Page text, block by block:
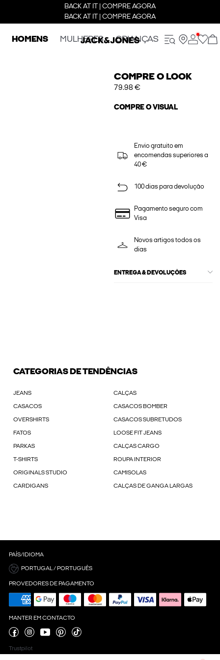
BACK AT IT | COMPRE AGORA
BACK AT IT | COMPRE AGORA
HOMENS MULHERES CRIANÇAS
COMPRE O LOOK
79.98 €
COMPRE O VISUAL
Envio gratuito em
encomendas superiores a
40 €
100 dias para devolução
Pagamento seguro com
Visa
Novos artigos todos os
dias
ENTREGA & DEVOLUÇÕES
CATEGORIAS DE TENDÊNCIAS
JEANS CALÇAS
CASACOS CASACOS BOMBER
OVERSHIRTS CASACOS SUBRETUDOS
FATOS LOOSE FIT JEANS
PARKAS CALÇAS CARGO
T-SHIRTS ROUPA INTERIOR
ORIGINALS STUDIO CAMISOLAS
CARDIGANS CALÇAS DE GANGA LARGAS
PAÍS/IDIOMA
PORTUGAL / PORTUGUÊS
PROVEDORES DE PAGAMENTO
MANTER EM CONTACTO
Trustpilot